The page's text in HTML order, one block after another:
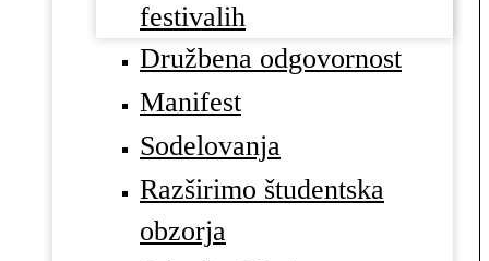
festivalih
Družbena odgovornost
Manifest
Sodelovanja
Razširimo študentska
obzorja